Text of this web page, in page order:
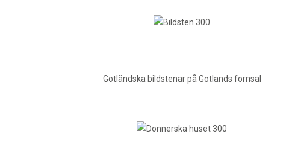
Gotländska bildstenar på Gotlands fornsal